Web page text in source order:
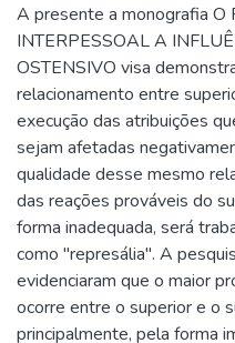
A presente a monografia O
INTERPESSOAL A
OSTENSIVO visa
relacionamento entre
execução das atribuições
sejam afetadas
qualidade desse mesmo
das reações prováveis do
forma inadequada, será
como "represália". A
evidenciaram que o maior
ocorre entre o superior e o
principalmente, pela forma